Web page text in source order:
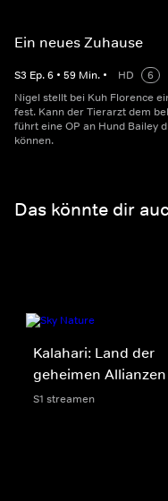
Ein neues Zuhause
S3 Ep.6 • 59 Min. • HD
6
Nigel stellt bei Kuh Florence
fest. Kann der Tierarzt dem
führt eine OP an Hund Bailey
können.
Das könnte dir
Kalahari: Land der
geheimen Allianzen
S1 streamen